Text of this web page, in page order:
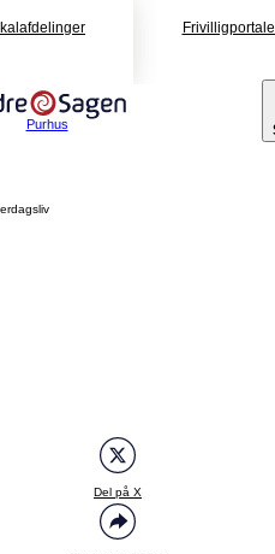
Purhus
Del på X